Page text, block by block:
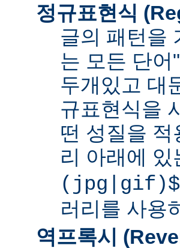
정규표현식
글의 패턴을
는 모든 단
두개있고 대
규표현식을
떤 성질을
리 아래에
(jpg|gif)$
러리를 사용
역프록시